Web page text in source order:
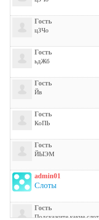
Гость
цЗЧо
Гость
ьдЖб
Гость
Йв
Гость
КоПЬ
Гость
ЙЫЭМ
admin01
Слоты
Гость
Подскажите какие